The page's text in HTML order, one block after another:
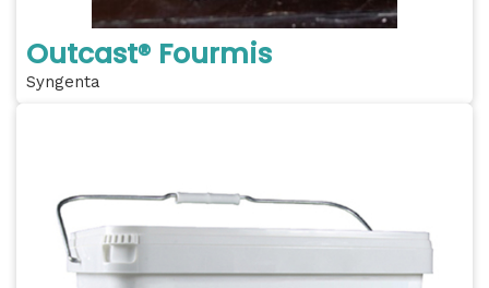
Outcast® Fourmis
Syngenta